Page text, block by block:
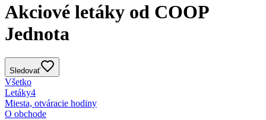
Akciové letáky od COOP
Jednota
Sledovať
Všetko
Letáky4
Miesta, otváracie hodiny
O obchode